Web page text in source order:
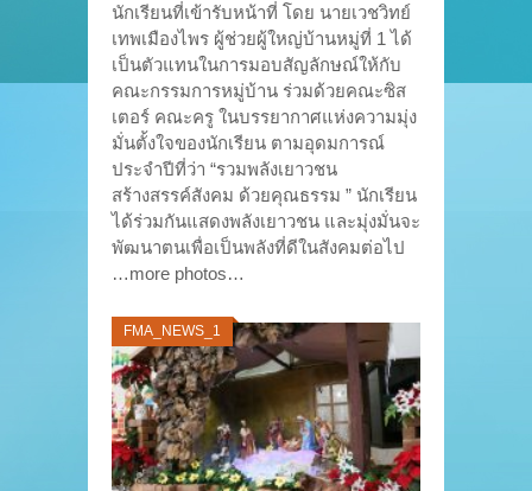
นักเรียนที่เข้ารับหน้าที่ โดย นายเวชวิทย์
เทพเมืองไพร ผู้ช่วยผู้ใหญ่บ้านหมู่ที่ 1 ได้
เป็นตัวแทนในการมอบสัญลักษณ์ให้กับ
คณะกรรมการหมู่บ้าน ร่วมด้วยคณะซิส
เตอร์ คณะครู ในบรรยากาศแห่งความมุ่ง
มั่นตั้งใจของนักเรียน ตามอุดมการณ์
ประจำปีที่ว่า “รวมพลังเยาวชน
สร้างสรรค์สังคม ด้วยคุณธรรม ” นักเรียน
ได้ร่วมกันแสดงพลังเยาวชน และมุ่งมั่นจะ
พัฒนาตนเพื่อเป็นพลังที่ดีในสังคมต่อไป
…more photos…
FMA_NEWS_1